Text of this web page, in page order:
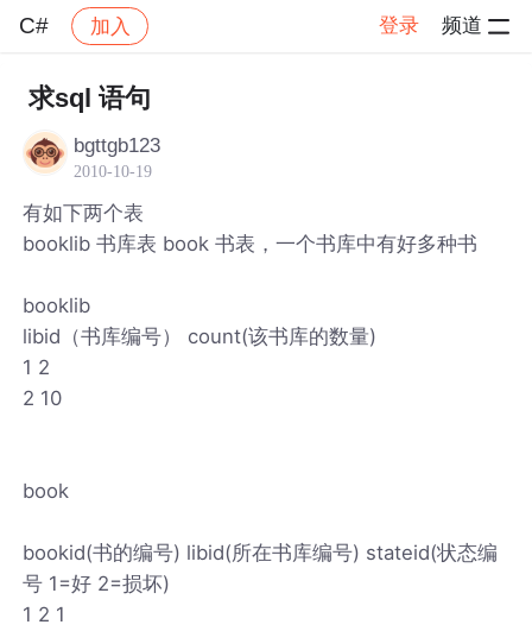
C# 加入 登录 频道
社区 C#
求sql 语句
bgttgb123
2010-10-19
有如下两个表
booklib 书库表 book 书表，一个书库中有好多种书
booklib
libid（书库编号） count(该书库的数量)
1 2
2 10
book
bookid(书的编号) libid(所在书库编号) stateid(状态编
号 1=好 2=损坏)
1 2 1